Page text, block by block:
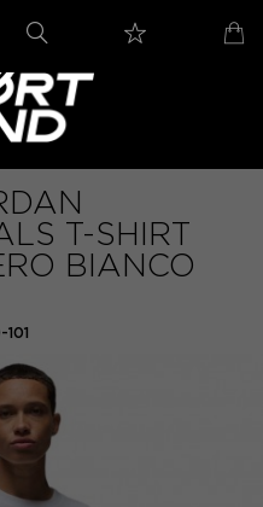
T-SHIRT
BIANCO